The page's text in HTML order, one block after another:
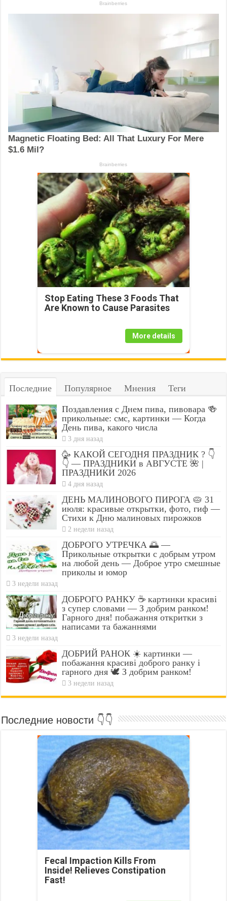
Stop Eating These 3 Foods That
Are Known to Cause Parasites
More details
Последние Популярное Мнения Теги
Поздавления с Днем пива, пивовара 🍻
прикольные: смс, картинки — Когда
День пива, какого числа
3 дня назад
🥳 КАКОЙ СЕГОДНЯ ПРАЗДНИК ? 👇
👇 — ПРАЗДНИКИ в АВГУСТЕ 🌺 |
ПРАЗДНИКИ 2026
4 дня назад
ДЕНЬ МАЛИНОВОГО ПИРОГА 🥧 31
июля: красивые открытки, фото, гиф —
Стихи к Дню малиновых пирожков
2 недели назад
ДОБРОГО УТРЕЧКА 🌅 —
Прикольные открытки с добрым утром
на любой день — Доброе утро смешные
приколы и юмор
3 недели назад
ДОБРОГО РАНКУ ☕ картинки красиві
з супер словами — З добрим ранком!
Гарного дня! побажання откритки з
написами та бажаннями
3 недели назад
ДОБРИЙ РАНОК ☀️ картинки —
побажання красиві доброго ранку і
гарного дня 🕊️ З добрим ранком!
3 недели назад
Последние новости 👇👇
Fecal Impaction Kills From
Inside! Relieves Constipation
Fast!